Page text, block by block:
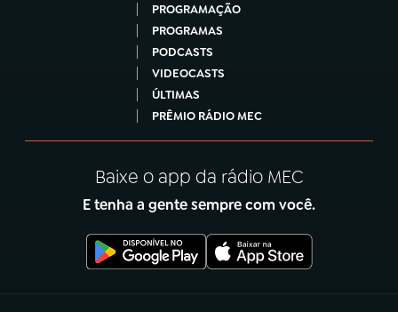
PROGRAMAÇÃO
PROGRAMAS
PODCASTS
VIDEOCASTS
ÚLTIMAS
PRÊMIO RÁDIO MEC
Baixe o app da rádio MEC
E tenha a gente sempre com você.